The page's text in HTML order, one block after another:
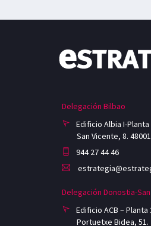
Delegación Bilbao
Edificio Albia I-Planta
San Vicente, 8.
944 27 44 46
Delegación Donostia-
Edificio ACB – Planta
Portuetxe Bidea, 51.